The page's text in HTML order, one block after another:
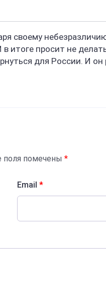
своему
итоге просит не
для России. И
поля помечены *
Email*